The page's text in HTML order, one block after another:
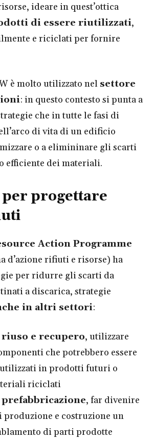
ideare in quest’ottica
di essere riutilizzati,
e riciclati per fornire
è molto utilizzato nel settore
: in questo contesto si punta a
che in tutte le fasi di
di vita di un edificio
o a elimininare gli scarti
efficiente dei materiali.
per progettare
Action Programme
d’azione rifiuti e risorse) ha
per ridurre gli scarti da
a discarica, strategie
in altri settori:
e recupero, utilizzare
che potrebbero essere
in prodotti futuri o
riciclati
, far divenire
produzione e costruzione un
di parti prodotte